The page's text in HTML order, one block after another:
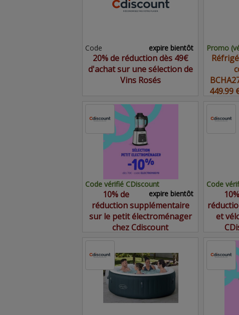
Code expire bientôt
20% de réduction dès 49€
d'achat sur une sélection de
Vins Rosés
Promo
449.99
Code vérifié CDiscount
expire bientôt
10% de
réduction supplémentaire
sur le petit électroménager
chez Cdiscount
Code
et